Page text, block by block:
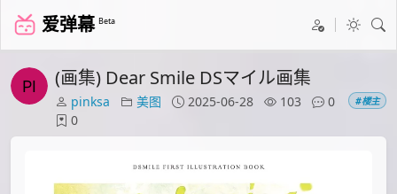
爱弹幕 Beta
(画集) Dear Smile DSマイル画集
pinksa 美图 2025-06-28 103
0
0
#楼主